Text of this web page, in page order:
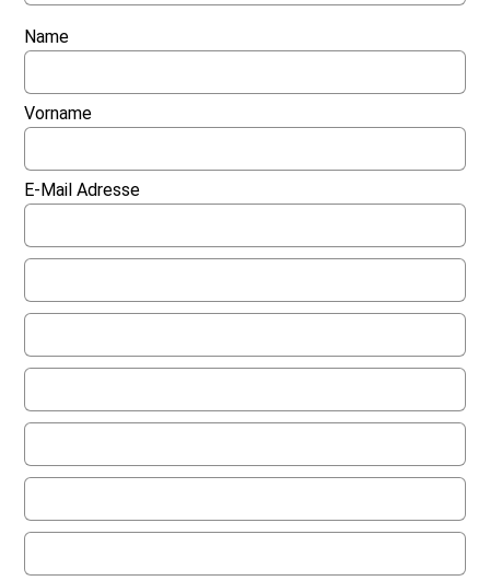
Name
Vorname
E-Mail Adresse